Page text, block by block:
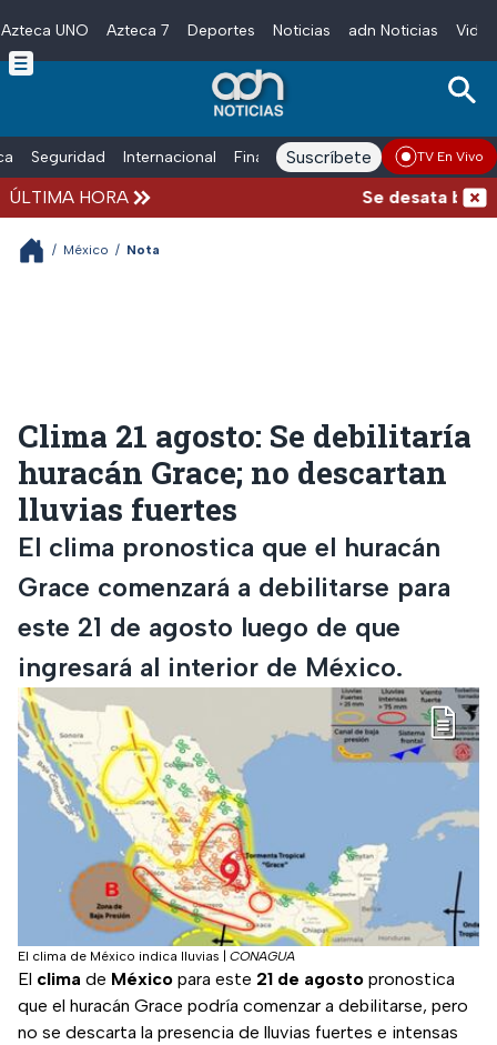
Skip to main content
Azteca UNO Azteca 7 Deportes Noticias adn Noticias
Seguridad Internacional Finanzas adn Noticias Radio
Suscríbete TV En Vivo
ÚLTIMA HORA Se desata
/ México / Nota
Clima 21 agosto: Se debilitaría
huracán Grace; no descartan
lluvias fuertes
El clima pronostica que el huracán
Grace comenzará a debilitarse para
este 21 de agosto luego de que
ingresará al interior de México.
El clima de México indica lluvias CONAGUA
El clima de México para este 21 de agosto pronostica
que el huracán Grace podría comenzar a debilitarse, pero
no se descarta la presencia de lluvias fuertes e intensas